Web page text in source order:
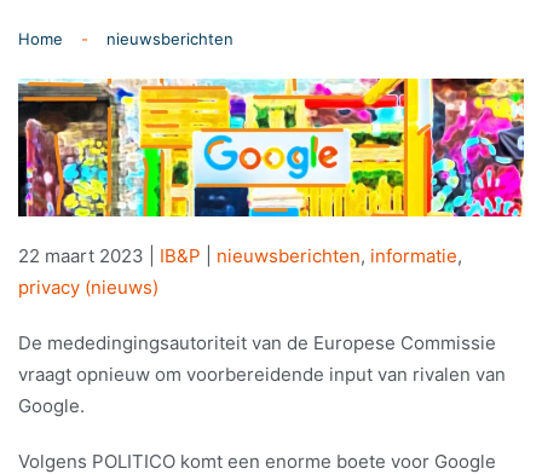
Home nieuwsberichten
22 maart 2023 IB&P nieuwsberichten, informatie,
privacy (nieuws)
De mededingingsautoriteit van de Europese Commissie
vraagt opnieuw om voorbereidende input van rivalen van
Google.
Volgens POLITICO komt een enorme boete voor Google